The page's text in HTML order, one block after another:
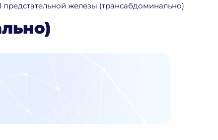
предстательной железы (трансабдоминально)